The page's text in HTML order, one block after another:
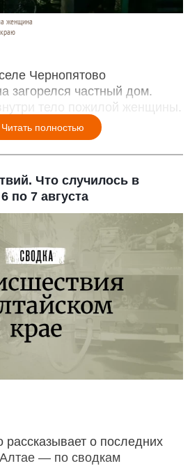
женщина
Чернопятово
загорелся частный дом.
тело пожилой женщины.
Читать полностью
Что случилось в
по 7 августа
рассказывает о последних
— по сводкам